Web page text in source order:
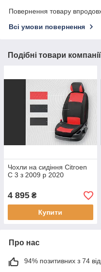
Повернення товару
Всі умови повернення
Подібні товари компанії
Чохли на сидіння Citroen
C 3 з 2009 р 2020
4 895 ₴
Купити
Про нас
94% позитивних з 74